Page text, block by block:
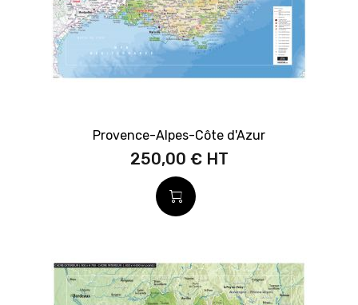
Provence-Alpes-Côte d'Azur
250,00 €